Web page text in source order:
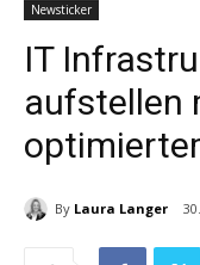
Newsticker
IT
aufstellen
By Laura Langer